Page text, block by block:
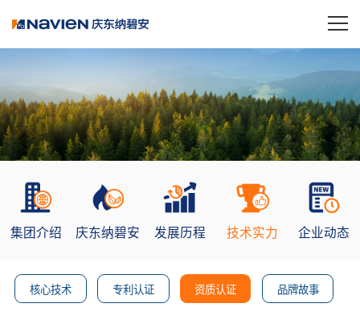
集团介绍 庆东纳碧安 发展历程 技术实力 企业动态
核心技术 专利认证 资质认证 品牌故事